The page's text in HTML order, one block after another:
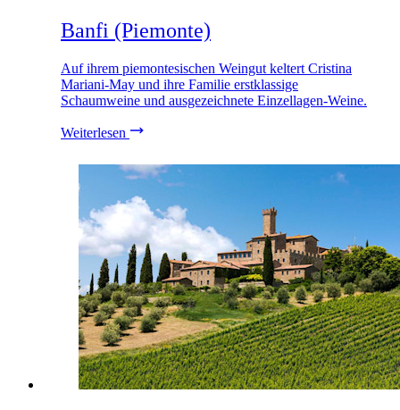
Banfi (Piemonte)
Auf ihrem piemontesischen Weingut keltert Cristina
Mariani-May und ihre Familie erstklassige
Schaumweine und ausgezeichnete Einzellagen-Weine.
Weiterlesen